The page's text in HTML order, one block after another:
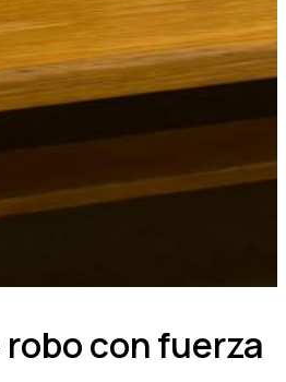
con fuerza